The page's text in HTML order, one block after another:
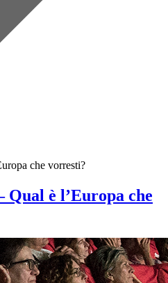
che vorresti?
Qual è l’Europa che